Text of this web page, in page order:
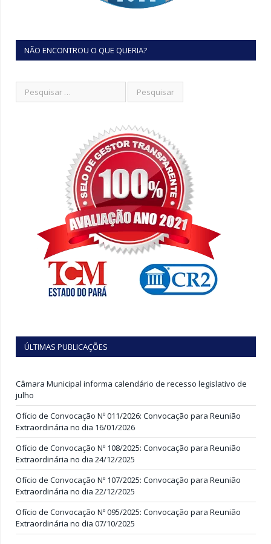
NÃO ENCONTROU O QUE QUERIA?
ÚLTIMAS PUBLICAÇÕES
Câmara Municipal informa calendário de recesso legislativo de
julho
Ofício de Convocação Nº 011/2026: Convocação para Reunião
Extraordinária no dia 16/01/2026
Ofício de Convocação Nº 108/2025: Convocação para Reunião
Extraordinária no dia 24/12/2025
Ofício de Convocação Nº 107/2025: Convocação para Reunião
Extraordinária no dia 22/12/2025
Ofício de Convocação Nº 095/2025: Convocação para Reunião
Extraordinária no dia 07/10/2025